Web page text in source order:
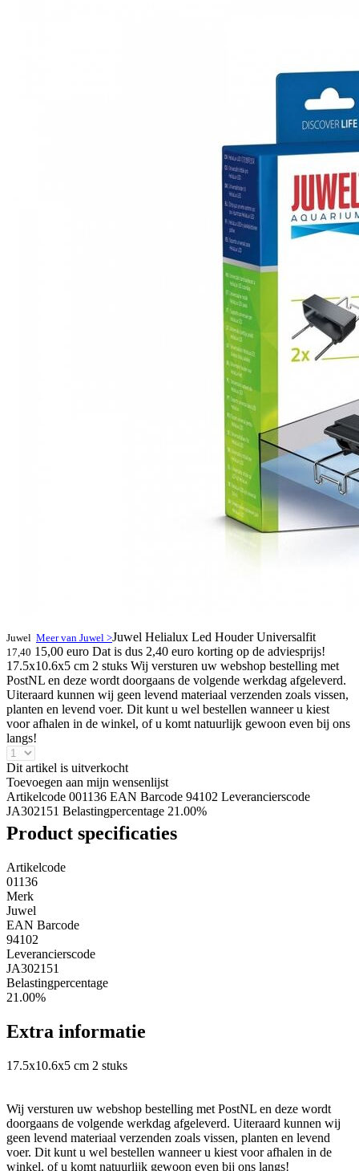
Juwel Meer van Juwel >Juwel Helialux Led Houder Universalfit
17,40 15,00 euro Dat is dus 2,40 euro korting op de adviesprijs!
17.5x10.6x5 cm 2 stuks Wij versturen uw webshop bestelling met
PostNL en deze wordt doorgaans de volgende werkdag afgeleverd.
Uiteraard kunnen wij geen levend materiaal verzenden zoals vissen,
planten en levend voer. Dit kunt u wel bestellen wanneer u kiest
voor afhalen in de winkel, of u komt natuurlijk gewoon even bij ons
langs!
Dit artikel is uitverkocht
Toevoegen aan mijn wensenlijst
Artikelcode 001136 EAN Barcode 94102 Leverancierscode
JA302151 Belastingpercentage 21.00%
Product specificaties
Artikelcode
01136
Merk
Juwel
EAN Barcode
94102
Leverancierscode
JA302151
Belastingpercentage
21.00%
Extra informatie
17.5x10.6x5 cm 2 stuks
Wij versturen uw webshop bestelling met PostNL en deze wordt
doorgaans de volgende werkdag afgeleverd. Uiteraard kunnen wij
geen levend materiaal verzenden zoals vissen, planten en levend
voer. Dit kunt u wel bestellen wanneer u kiest voor afhalen in de
winkel, of u komt natuurlijk gewoon even bij ons langs!